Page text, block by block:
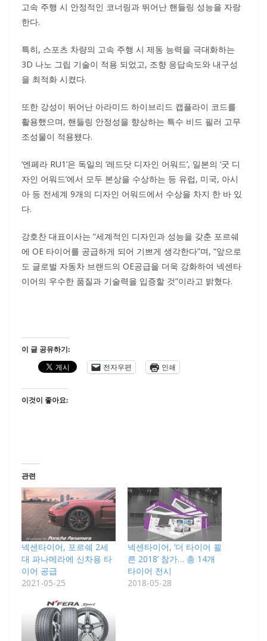
고속 주행 시 안정적인 코너링과 뛰어난 핸들링 성능을 자랑
한다.
특히, 스포츠 차량의 고속 주행 시 제동 능력을 극대화하는
3D 나노 그립 기술이 적용 되었고, 조향 응답속도와 내구성
을 최적화 시켰다.
또한 강성이 뛰어난 아라미드 하이브리드 캡플라이 코드를
활용했으며, 핸들링 안정성을 향상하는 특수 비드 필러 고무
조성물이 적용됐다.
‘엔페라 RU1’은 독일의 ‘레드닷 디자인 어워드’, 일본의 ‘굿 디
자인 어워드’에서 모두 본상을 수상하는 등 유럽, 미국, 아시
아 등 전세계 9개의 디자인 어워드에서 수상을 차지 한 바 있
다.
강호찬 대표이사는 “세계적인 디자인과 성능을 갖춘 포르쉐
에 OE 타이어를 공급하게 되어 기쁘게 생각한다”며, “앞으로
도 글로벌 자동차 브랜드의 OE공급을 더욱 강화하여 넥센타
이어의 우수한 품질과 기술력을 입증할 것”이라고 밝혔다.
이 글 공유하기:
전자우편
인쇄
이것이 좋아요:
관련
넥센타이어, 포르쉐 2세
대 파나메라에 신차용 타
이어 공급
2021-05-25
넥센타이어, ‘더 타이어 쾰
른 2018’ 참가… 총 14개
타이어 전시
2018-05-28